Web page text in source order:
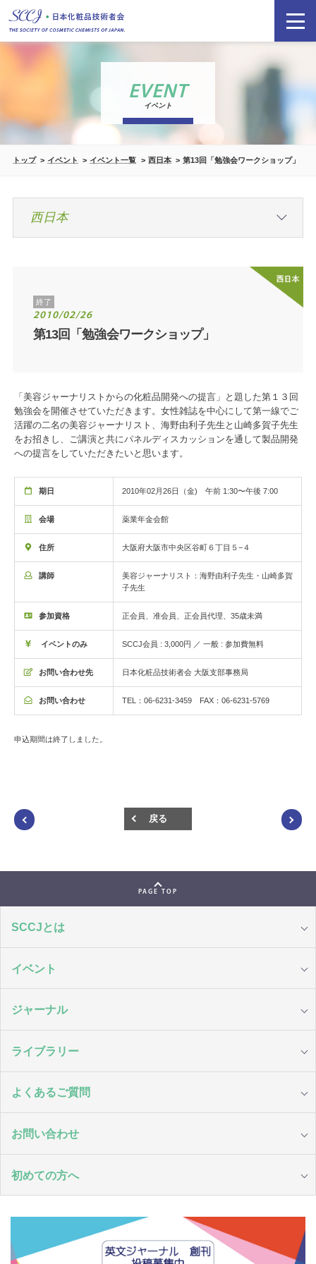
EVENT
イベント
トップ イベント イベント一覧 西日本 第13回「勉強会ワークショップ」
終了
2010/02/26
第13回「勉強会ワークショップ」
「美容ジャーナリストからの化粧品開発への提言」と題した第１３回
勉強会を開催させていただきます。女性雑誌を中心にして第一線でご
活躍の二名の美容ジャーナリスト、海野由利子先生と山崎多賀子先生
をお招きし、ご講演と共にパネルディスカッションを通して製品開発
への提言をしていただきたいと思います。
期日 2010年02月26日（金) 午前 1:30〜午後 7:00
会場 薬業年金会館
住所 大阪府大阪市中央区谷町６丁目５−４
講師
美容ジャーナリスト：海野由利子先生・山崎多賀
子先生
参加資格 正会員、准会員、正会員代理、35歳未満
イベントのみ SCCJ会員 : 3,000円 ／ 一般 : 参加費無料
お問い合わせ先 日本化粧品技術者会 大阪支部事務局
お問い合わせ TEL：06-6231-3459 FAX：06-6231-5769
申込期間は終了しました。
戻る
PAGE TOP
SCCJとは
イベント
ジャーナル
ライブラリー
よくあるご質問
お問い合わせ
初めての方へ